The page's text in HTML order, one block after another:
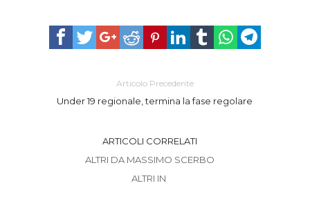
Articolo Precedente
Under 19 regionale, termina la fase regolare
ARTICOLI CORRELATI
ALTRI DA MASSIMO SCERBO
ALTRI IN